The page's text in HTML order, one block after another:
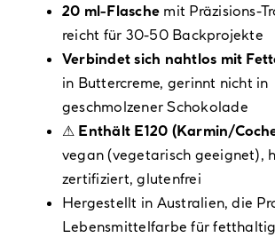
20 ml-Flasche mit Präzisions-
reicht für 30-50 Backprojekte
Verbindet sich nahtlos mit
in Buttercreme, gerinnt nicht in
geschmolzener Schokolade
⚠ Enthält E120 (Karmin/
vegan (vegetarisch geeignet),
zertifiziert, glutenfrei
Hergestellt in Australien, die
Lebensmittelfarbe für